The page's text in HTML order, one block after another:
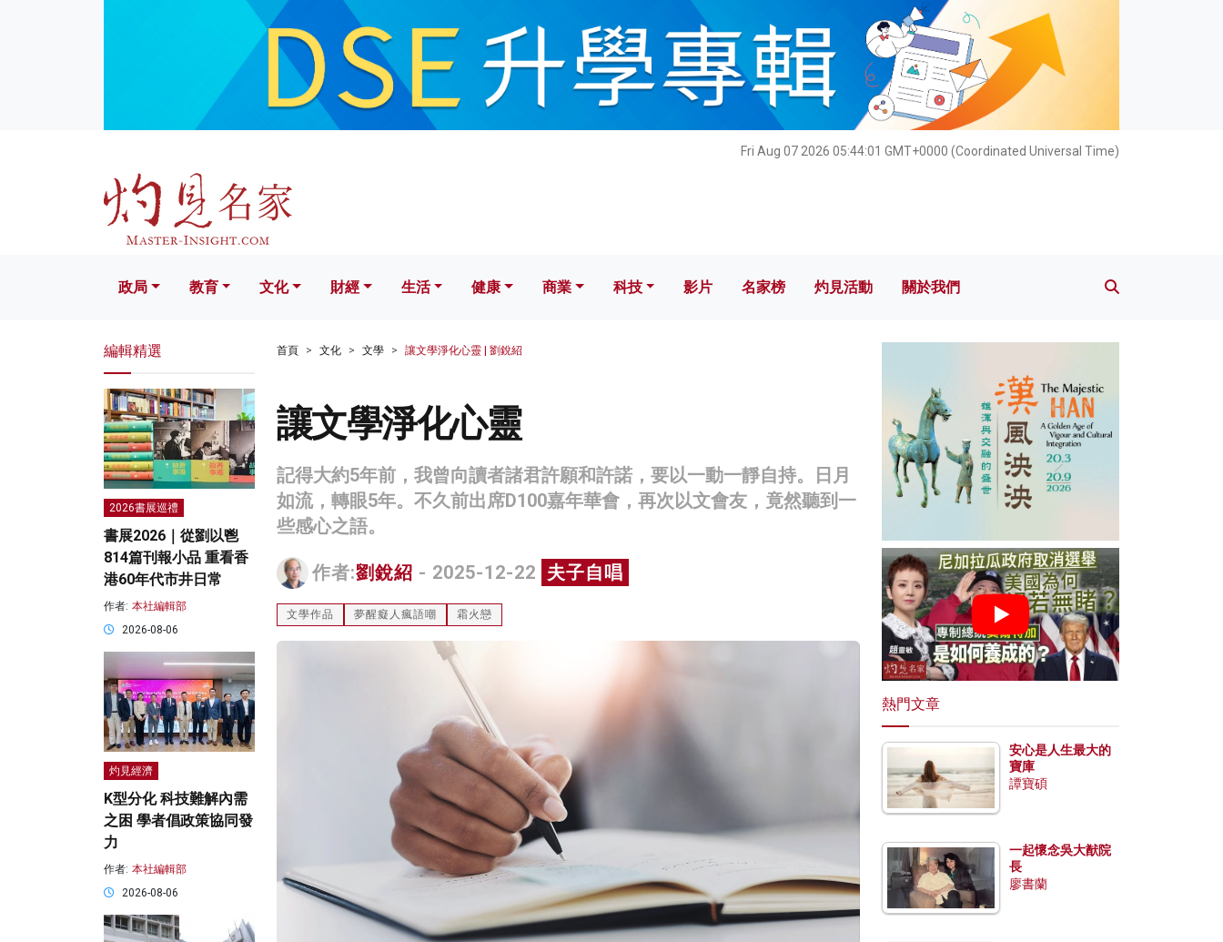
Fri Aug 07 2026 05:44:02 GMT+0000 (Coordinated Universal Time)
文化 財經 生活 健康 科技 影片 名家榜 灼見活動 關於我們
政局 教育 文化 財經 生活 健康 商業 科技 影片 名家榜 灼見活動 關於我們
首頁 文化 文學 讓文學淨化心靈 | 劉銳紹
讓文學淨化心靈
記得大約5年前，我曾向讀者諸君許願和許諾，要以一動一靜自持。日月
如流，轉眼5年。不久前出席D100嘉年華會，再次以文會友，竟然聽到一
些感心之語。
作者:劉銳紹 - 2025-12-22 夫子自唱
文學作品 夢醒癡人瘋語嘲 霜火戀
編輯精選
2026書展巡禮
書展2026｜從劉以鬯
814篇刊報小品 重看香
港60年代市井日常
作者: 本社編輯部
2026-08-06
灼見經濟
K型分化 科技難解內需
之困 學者倡政策協同發
力
作者: 本社編輯部
2026-08-06
熱門文章
安心是人生最大的
寶庫
譚寶碩
一起懷念吳大猷院
長
廖書蘭